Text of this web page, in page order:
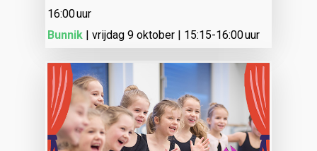
16:00 uur
Bunnik | vrijdag 9 oktober | 15:15-16:00 uur